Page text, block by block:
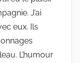
J’ai
eux. Ils
L’humour